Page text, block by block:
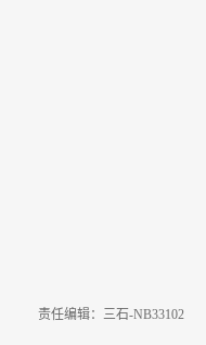
责任编辑：三石-NB33102